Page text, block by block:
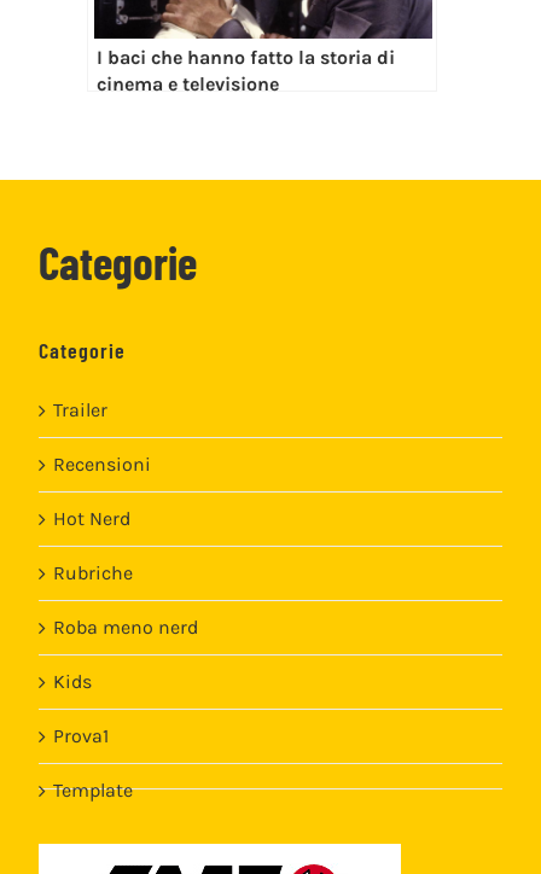
I baci che hanno fatto la storia di
cinema e televisione
Categorie
Categorie
Trailer
Recensioni
Hot Nerd
Rubriche
Roba meno nerd
Kids
Prova1
Template